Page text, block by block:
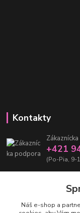
Kontakty
+421
(Po-Pia, 9-
Náš e-shop a